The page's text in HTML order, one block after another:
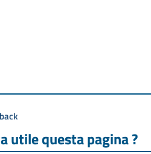
utile questa pagina ?